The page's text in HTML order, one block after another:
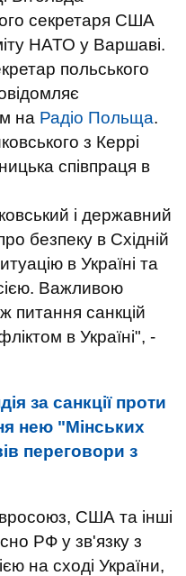
секретаря США
НАТО у Варшаві.
польського
на Радіо Польща.
з Керрі
співпраця в
і державний
безпеку в Східній
в Україні та
Важливою
питання санкцій
в Україні", -
за санкції проти
нею "Мінських
переговори з
США та інші
РФ у зв'язку з
на сході України,